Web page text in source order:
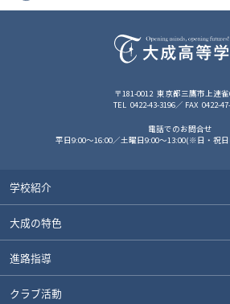
〒181-0012 東京都三鷹市上連雀
TEL 0422-43-3196 FAX 0422-
電話でのお問合せ
平日9:00～16:00／土曜日9:00～13:00(※日・祝
学校紹介
大成の特色
進路指導
クラブ活動